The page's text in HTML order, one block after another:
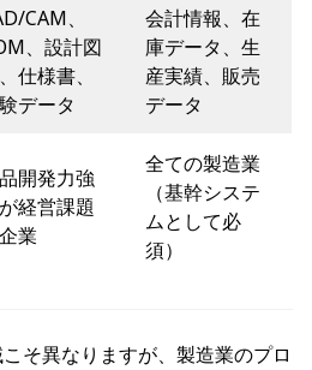
CAM、
、設計図
仕様書、
データ
会計情報、在
庫データ、生
産実績、販売
データ
開発力強
経営課題
業
全ての製造業
（基幹システ
ムとして必
須）
そ異なりますが、製造業のプロ